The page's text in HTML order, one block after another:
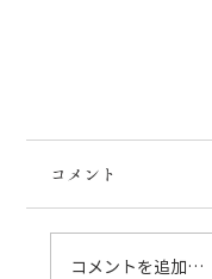
コメント
コメントを追加…